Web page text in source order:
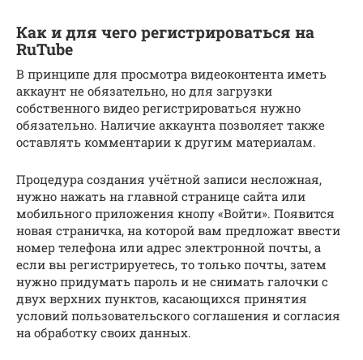
Как и для чего регистрироваться на
RuTube
В принципе для просмотра видеоконтента иметь
аккаунт не обязательно, но для загрузки
собственного видео регистрироваться нужно
обязательно. Наличие аккаунта позволяет также
оставлять комментарии к другим материалам.
Процедура создания учётной записи несложная,
нужно нажать на главной странице сайта или
мобильного приложения кнопу «Войти». Появится
новая страничка, на которой вам предложат ввести
номер телефона или адрес электронной почты, а
если вы регистрируетесь, то только почты, затем
нужно придумать пароль и не снимать галочки с
двух верхних пунктов, касающихся принятия
условий пользовательского соглашения и согласия
на обработку своих данных.